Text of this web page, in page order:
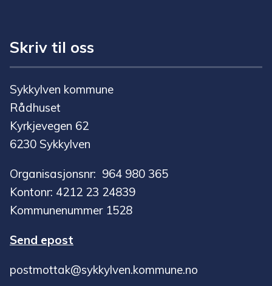
Skriv til oss
Sykkylven kommune
Rådhuset
Kyrkjevegen 62
6230 Sykkylven
Organisasjonsnr: 964 980 365
Kontonr: 4212 23 24839
Kommunenummer 1528
Send epost
postmottak@sykkylven.kommune.no